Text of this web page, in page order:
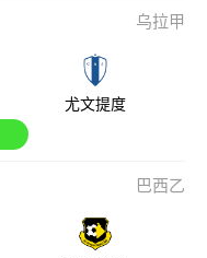
乌拉甲
尤文提度
巴西乙